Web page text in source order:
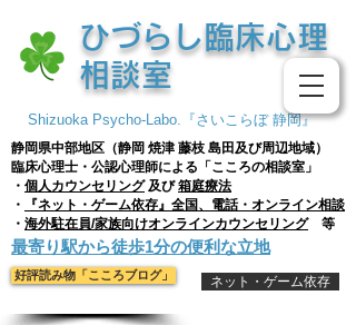
​ひづらし臨床心理
相談室
ネット・ゲーム依存
Shizuoka Psycho-Labo.『さいこらぼ 静岡』
静岡県中部地区（静岡 焼津 藤枝 島田及び周辺地域）
臨床心理士・公認心理師による「こころの相談室」
・ 個人カウンセリング 及び箱庭療法
・
『ネット・ゲーム依存』全国、電話・オンライン相談
・ 海外駐在員/家族向けオンラインカウンセリング等
​最寄り駅から徒歩1分の便利な立地
好評読み物「こころブログ」